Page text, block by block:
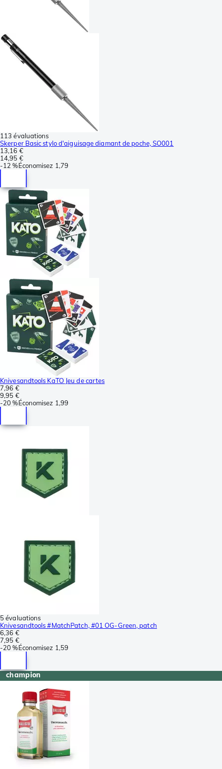
113 évaluations
Skerper Basic stylo d'aiguisage diamant de poche, SO001
13,16 €
14,95 €
-12 %Économisez 1,79
Knivesandtools KaTO Jeu de cartes
7,96 €
9,95 €
-20 %Économisez 1,99
5 évaluations
Knivesandtools #MatchPatch, #01 OG-Green, patch
6,36 €
7,95 €
-20 %Économisez 1,59
champion